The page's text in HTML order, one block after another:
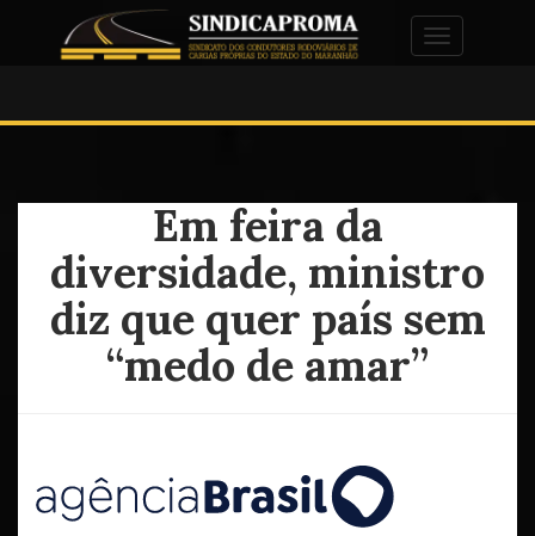
Alternar
Em feira da
diversidade, ministro
diz que quer país sem
“medo de amar”